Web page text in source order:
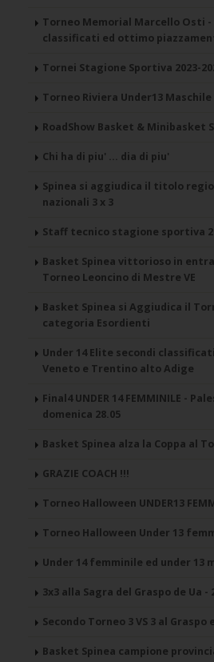
Torneo Memorial Marcello Osti
classificati ed ottimo
Tornei Stagione Sportiva 2023-
Torneo Riviera Under13
RoadShow Basket & Minibasket
Chi ha di piu' ... dia di piu'
Spinea si aggiudica il titolo
nazionali 3 x 3
Staff tecnico stagione sportiva
Basket Spinea vittorioso in
Torneo Leoncino di Mestre VE
Basket Spinea si Aggiudica il
categoria Esordienti
Under 14 Elite secondi
Veneto e Trentino alto Adige
Final4 UNDER 14 FEMMINILE -
domenica 28.05
Basket Spinea alza la Coppa al
GRAZIE COACH !!!
Torneo Halloween UNDER13
Torneo Halloween Under 13
Under 14 femminile ed under 13
3x3 alla Sagra del Graspo de Ua
Secondo Torneo 3 VS 3 al Graspo
Basket Spinea campione